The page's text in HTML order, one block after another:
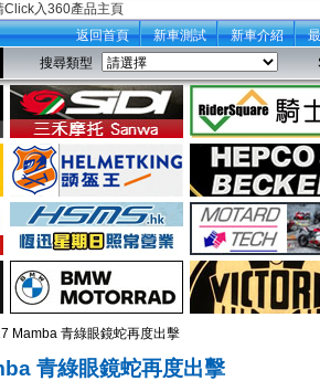
Click入360產品主頁
返回首頁
新車測試 新車介紹
搜尋類型
Mamba 青綠眼鏡蛇再度出擊
青綠眼鏡蛇再度出擊